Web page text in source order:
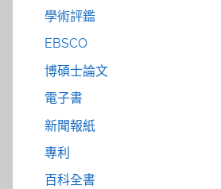
學術評鑑
EBSCO
博碩士論文
電子書
新聞報紙
專利
百科全書